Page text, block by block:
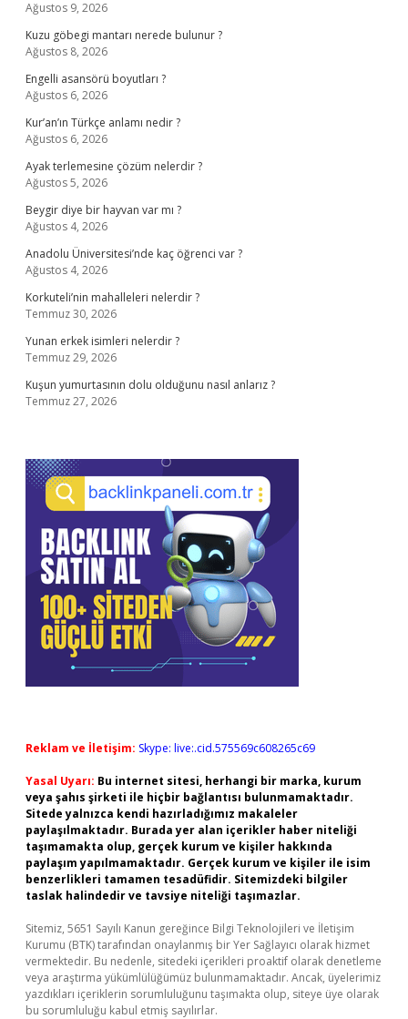
Ağustos 9, 2026
Kuzu göbegi mantarı nerede bulunur ?
Ağustos 8, 2026
Engelli asansörü boyutları ?
Ağustos 6, 2026
Kur’an’ın Türkçe anlamı nedir ?
Ağustos 6, 2026
Ayak terlemesine çözüm nelerdir ?
Ağustos 5, 2026
Beygir diye bir hayvan var mı ?
Ağustos 4, 2026
Anadolu Üniversitesi’nde kaç öğrenci var ?
Ağustos 4, 2026
Korkuteli’nin mahalleleri nelerdir ?
Temmuz 30, 2026
Yunan erkek isimleri nelerdir ?
Temmuz 29, 2026
Kuşun yumurtasının dolu olduğunu nasıl anlarız ?
Temmuz 27, 2026
Reklam ve İletişim: Skype: live:.cid.575569c608265c69
Yasal Uyarı: Bu internet sitesi, herhangi bir marka, kurum
veya şahıs şirketi ile hiçbir bağlantısı bulunmamaktadır.
Sitede yalnızca kendi hazırladığımız makaleler
paylaşılmaktadır. Burada yer alan içerikler haber niteliği
taşımamakta olup, gerçek kurum ve kişiler hakkında
paylaşım yapılmamaktadır. Gerçek kurum ve kişiler ile isim
benzerlikleri tamamen tesadüfidir. Sitemizdeki bilgiler
taslak halindedir ve tavsiye niteliği taşımazlar.
Sitemiz, 5651 Sayılı Kanun gereğince Bilgi Teknolojileri ve İletişim
Kurumu (BTK) tarafından onaylanmış bir Yer Sağlayıcı olarak hizmet
vermektedir. Bu nedenle, sitedeki içerikleri proaktif olarak denetleme
veya araştırma yükümlülüğümüz bulunmamaktadır. Ancak, üyelerimiz
yazdıkları içeriklerin sorumluluğunu taşımakta olup, siteye üye olarak
bu sorumluluğu kabul etmiş sayılırlar.